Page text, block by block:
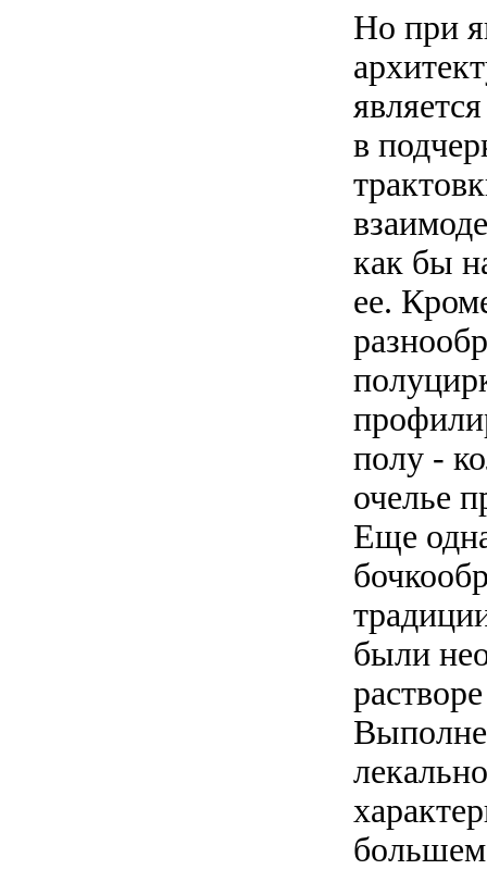
Но при
в
как бы
ее.
полу -
очелье
Еще
были